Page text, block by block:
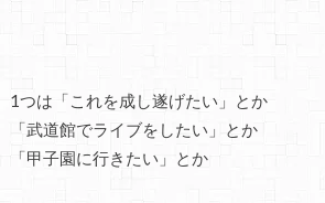
1つは「これを成し遂げたい」とか
「武道館でライブをしたい」とか
「甲子園に行きたい」とか